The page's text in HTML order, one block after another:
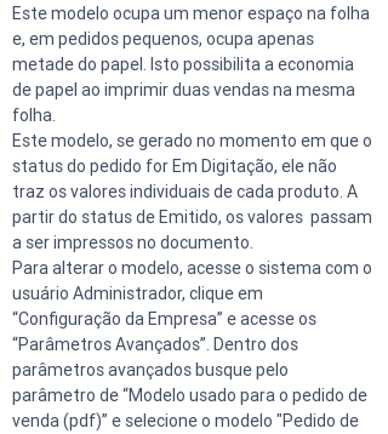
Este modelo ocupa um menor espaço na folha
e, em pedidos pequenos, ocupa apenas
metade do papel. Isto possibilita a economia
de papel ao imprimir duas vendas na mesma
folha.
Este modelo, se gerado no momento em que o
status do pedido for Em Digitação, ele não
traz os valores individuais de cada produto. A
partir do status de Emitido, os valores  passam
a ser impressos no documento.
Para alterar o modelo, acesse o sistema com o
usuário Administrador, clique em
“Configuração da Empresa” e acesse os
“Parâmetros Avançados”. Dentro dos
parâmetros avançados busque pelo
parâmetro de “Modelo usado para o pedido de
venda (pdf)” e selecione o modelo "Pedido de